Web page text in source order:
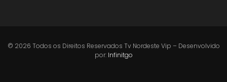
© 2026 Todos os Direitos Reservados Tv Nordeste Vip – Desenvolvido
por: Infinitgo